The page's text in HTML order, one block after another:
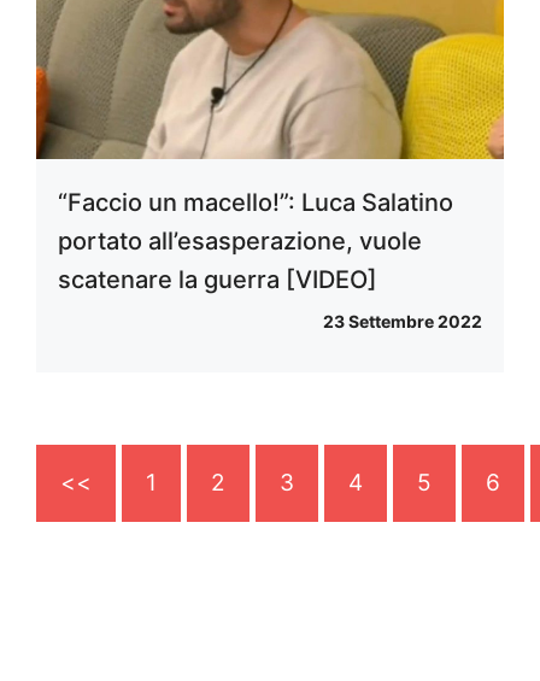
“Faccio un macello!”: Luca Salatino
portato all’esasperazione, vuole
scatenare la guerra [VIDEO]
23 Settembre 2022
<< 1 2 3 4 5 6